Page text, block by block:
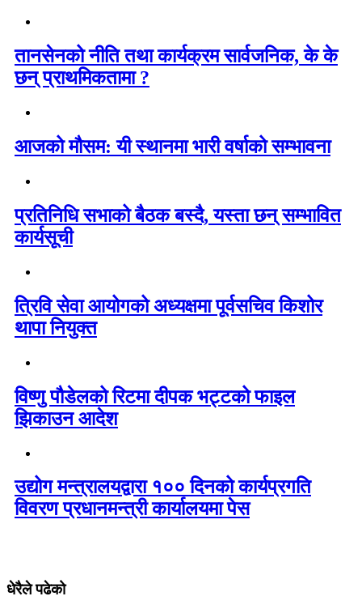
तानसेनको नीति तथा कार्यक्रम सार्वजनिक, के के
छन् प्राथमिकतामा ?
आजको मौसम: यी स्थानमा भारी वर्षाको सम्भावना
प्रतिनिधि सभाको बैठक बस्दै, यस्ता छन् सम्भावित
कार्यसूची
त्रिवि सेवा आयोगको अध्यक्षमा पूर्वसचिव किशोर
थापा नियुक्त
विष्णु पौडेलको रिटमा दीपक भट्टको फाइल
झिकाउन आदेश
उद्योग मन्त्रालयद्वारा १०० दिनको कार्यप्रगति
विवरण प्रधानमन्त्री कार्यालयमा पेस
धेरैले पढेको